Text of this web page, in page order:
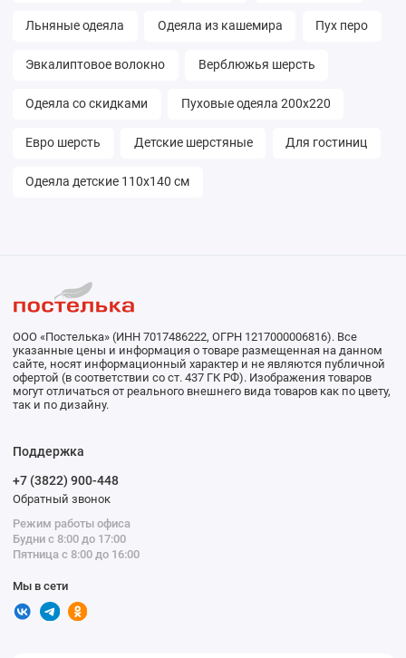
Льняные одеяла Одеяла из кашемира Пух перо
Эвкалиптовое волокно Верблюжья шерсть
Одеяла со скидками Пуховые одеяла 200х220
Евро шерсть Детские шерстяные Для гостиниц
Одеяла детские 110х140 см
ООО «Постелька» (ИНН 7017486222, ОГРН 1217000006816). Все
указанные цены и информация о товаре размещенная на данном
сайте, носят информационный характер и не являются публичной
офертой (в соответствии со ст. 437 ГК РФ). Изображения товаров
могут отличаться от реального внешнего вида товаров как по цвету,
так и по дизайну.
Поддержка
+7 (3822) 900-448
Обратный звонок
Режим работы офиса
Будни с 8:00 до 17:00
Пятница с 8:00 до 16:00
Мы в сети